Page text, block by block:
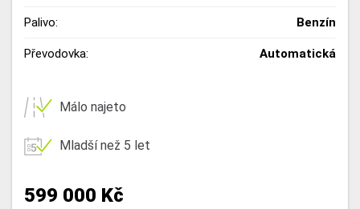
Palivo: Benzín
Převodovka: Automatická
Málo najeto
Mladší než 5 let
599 000 Kč